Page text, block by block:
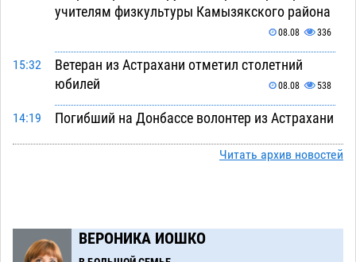
учителям физкультуры Камызякского района
08.08 336
15:32
Ветеран из Астрахани отметил столетний
юбилей
08.08 538
14:19
Погибший на Донбассе волонтер из Астрахани
12:02
Астраханский следком помог подростку
Читать архив новостей
ВЕРОНИКА ИОШКО